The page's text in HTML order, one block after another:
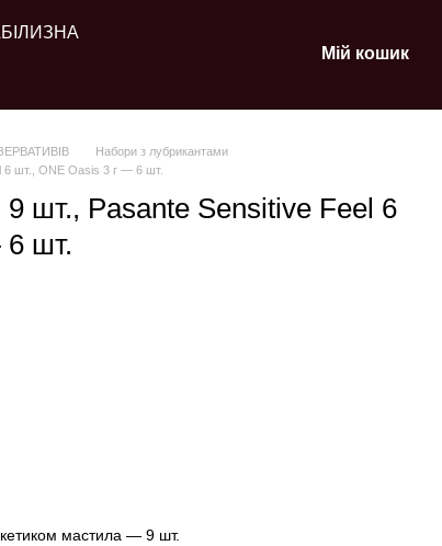
БІЛИЗНА
Мій кошик
Набори з лубрикантами
6 шт., ONE Oasis 3 г — 6 шт.
шт., Pasante Sensitive Feel 6
шт.
мастила — 9 шт.